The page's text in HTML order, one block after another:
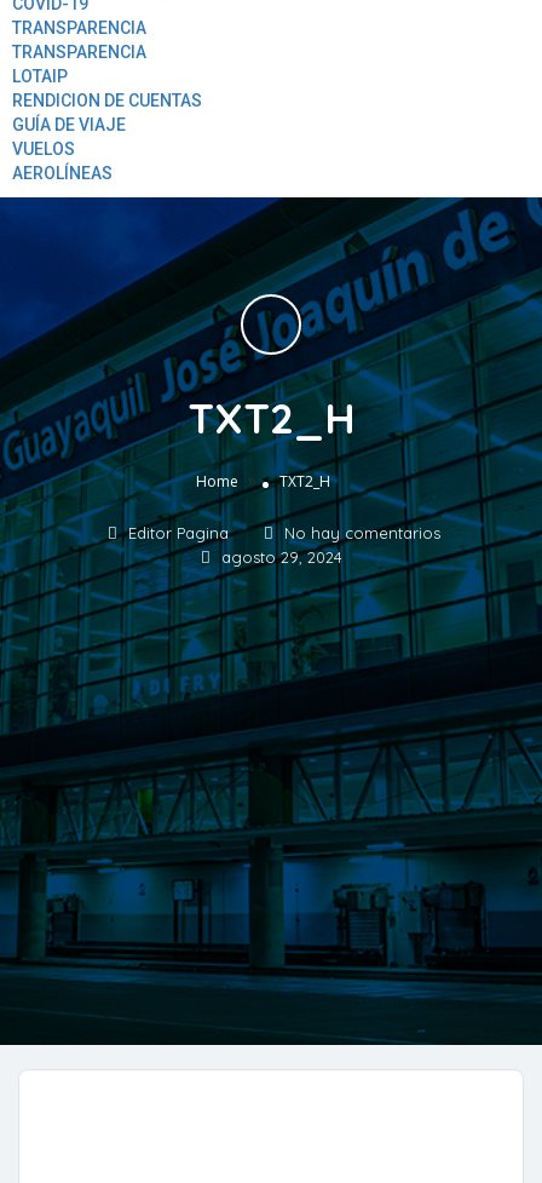
TRANSPARENCIA
TRANSPARENCIA
LOTAIP
RENDICION DE CUENTAS
GUÍA DE VIAJE
VUELOS
AEROLÍNEAS
TXT2_H
Home » TXT2_H
Editor Pagina
No hay comentarios
agosto 29, 2024